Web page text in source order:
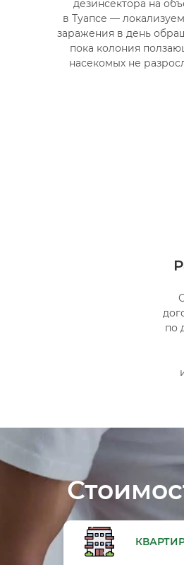
дезинсектора на
в Туапсе —
заражения в день
пока колония
насекомых не
по